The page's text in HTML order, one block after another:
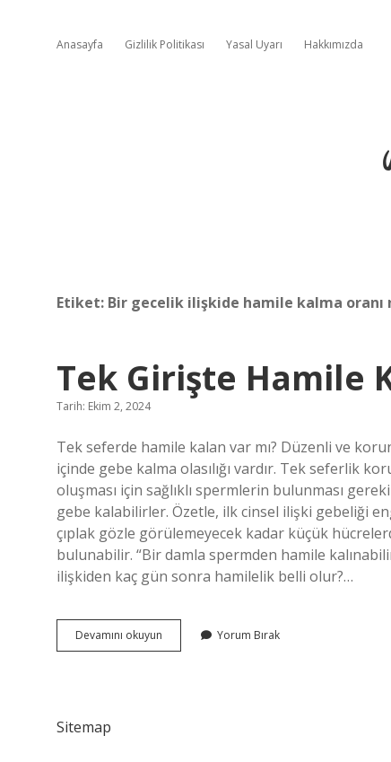
Anasayfa Gizlilik Politikası Yasal Uyarı Hakkımızda
Etiket: Bir gecelik ilişkide hamile kalma oranı
Tek Girişte Hamile
Tarih: Ekim 2, 2024
Tek seferde hamile kalan var mı? Düzenli ve
içinde gebe kalma olasılığı vardır. Tek seferlik
oluşması için sağlıklı spermlerin bulunması
gebe kalabilirler. Özetle, ilk cinsel ilişki gebeliği
çıplak gözle görülemeyecek kadar küçük
bulunabilir. “Bir damla spermden hamile
ilişkiden kaç gün sonra hamilelik belli olur?…
Devamını okuyun
Girişte
Yorum Bırak
Sitemap